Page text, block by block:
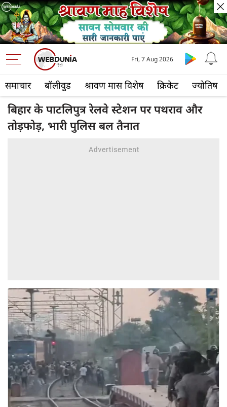
समाचार बॉलीवुड श्रावण मास विशेष क्रिकेट ज्योतिष
Fri, 7 Aug 2026
बिहार के पाटलिपुत्र रेलवे स्टेशन पर पथराव और
तोड़फोड़, भारी पुलिस बल तैनात